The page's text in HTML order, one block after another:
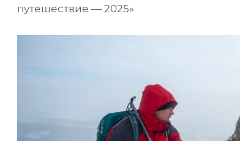
путешествие — 2025»